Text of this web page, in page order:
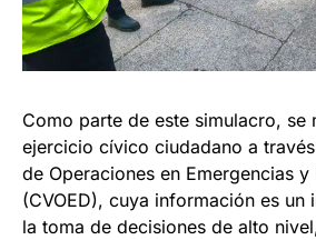
Como parte de este simulacro, se
ejercicio cívico ciudadano a
de Operaciones en Emergencias y
(CVOED), cuya información es un
la toma de decisiones de alto